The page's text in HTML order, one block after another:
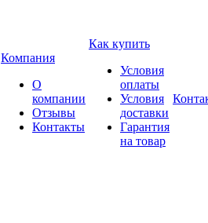
Компания
О
компании
Отзывы
Контакты
Как купить
Условия
оплаты
Условия
доставки
Гарантия
на товар